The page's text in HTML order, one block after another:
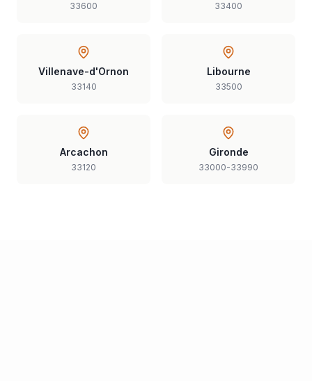
33600 33400
Villenave-d'Ornon
33140
Libourne
33500
Arcachon
33120
Gironde
33000-33990